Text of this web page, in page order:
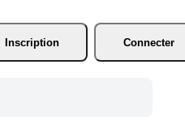
Inscription
Connecter